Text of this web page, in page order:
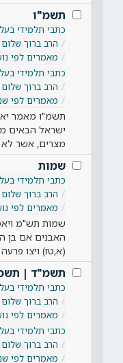
תשמ"ו
כתבי תלמידי
הרב ברוך
מאמרים לפי
כתבי תלמידי
הרב ברוך
מאמרים לפי
תשמ"ו מאמר יא
ישראל הבאים
מצרים, אשר לא
שמות
כתבי תלמידי
הרב ברוך
מאמרים לפי
שמות תש"מ
האבנים אם בן
(א,טז) ויצו
תשמ"ד |
כתבי תלמידי
הרב ברוך
מאמרים לפי
כתבי תלמידי
הרב ברוך
מאמרים לפי